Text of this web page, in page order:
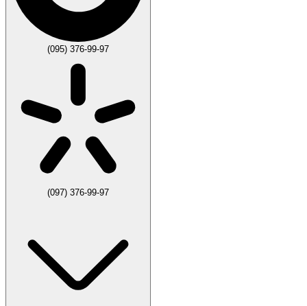
(095) 376-99-97
(097) 376-99-97